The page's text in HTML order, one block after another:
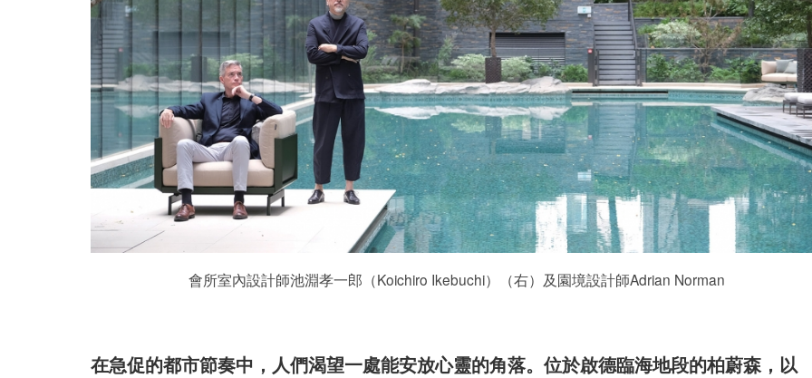
會所室內設計師池淵孝一郎（Koichiro Ikebuchi）（右）及園境設計師Adrian Norman
在急促的都市節奏中，人們渴望一處能安放心靈的角落。位於啟德臨海地段的柏蔚森，以